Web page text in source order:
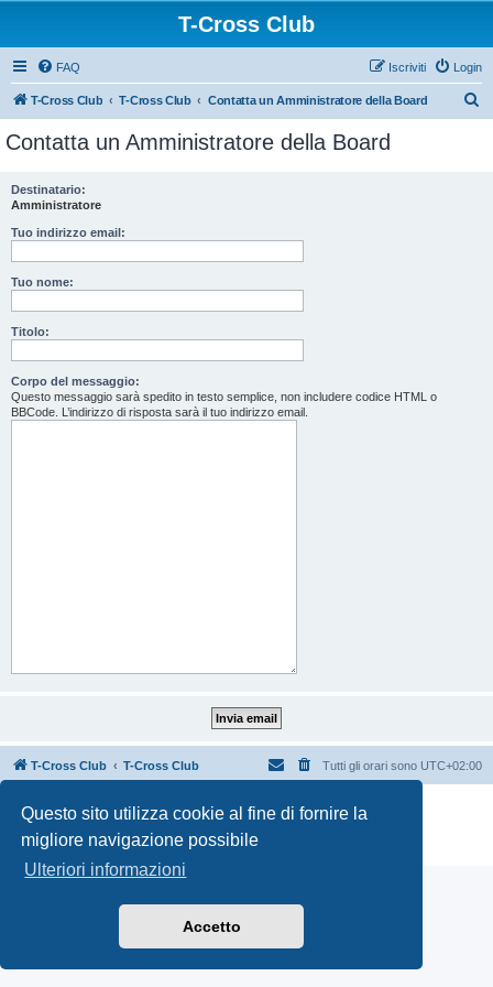
Questo sito utilizza cookie al fine di fornire la
migliore navigazione possibile
Ulteriori informazioni
Accetto
T-Cross Club
FAQ Login
Iscriviti
T-Cross Club T-Cross Club Contatta un Amministratore della Board
Contatta un Amministratore della Board
Destinatario:
Amministratore
Tuo indirizzo email:
Tuo nome:
Titolo:
Corpo del messaggio:
Questo messaggio sarà spedito in testo semplice, non includere codice HTML o
BBCode. L’indirizzo di risposta sarà il tuo indirizzo email.
T-Cross Club T-Cross Club Tutti gli orari sono UTC+02:00
Creato da
® Forum Software © phpBB Limited
Privacy|Condizioni